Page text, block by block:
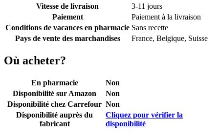
Vitesse de livraison
3-11 jours
Paiement
Paiement à la livraison
Conditions de vacances en pharmacie Sans recette
Pays de vente des marchandises
France, Belgique, Suisse
Où acheter?
En pharmacie
Non
Disponibilité sur Amazon
Non
Disponibilité chez Carrefour Non
Disponibilité auprès du
fabricant
Cliquez pour vérifier la
disponibilité